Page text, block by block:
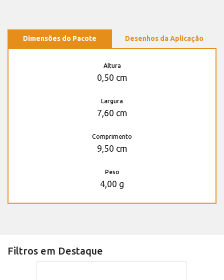
Dimensões do Pacote Desenhos da Aplicação
Altura
0,50 cm
Largura
7,60 cm
Comprimento
9,50 cm
Peso
4,00 g
Filtros em Destaque